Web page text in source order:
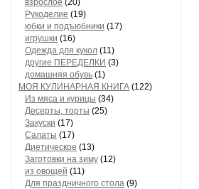
взрослое (20)
Рукоделие (19)
юбки и подъюбники (17)
игрушки (16)
Одежда для кукол (11)
другие ПЕРЕДЕЛКИ (3)
домашняя обувь (1)
МОЯ КУЛИНАРНАЯ КНИГА (122)
Из мяса и курицы (34)
Десерты, торты (25)
Закуски (17)
Салаты (17)
Диетическое (13)
Заготовки на зиму (12)
из овощей (11)
Для праздничного стола (9)